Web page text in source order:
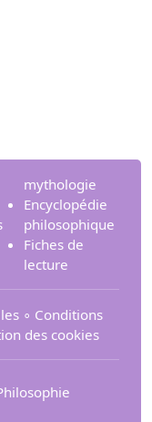
mythologie
Encyclopédie
philosophique
Fiches de
lecture
∘ Conditions
des cookies